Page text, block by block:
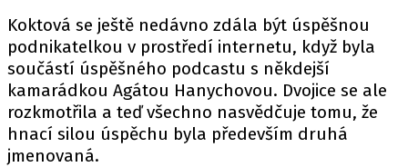
Koktová se ještě nedávno zdála být úspěšnou
podnikatelkou v prostředí internetu, když byla
součástí úspěšného podcastu s někdejší
kamarádkou Agátou Hanychovou. Dvojice se ale
rozkmotřila a teď všechno nasvědčuje tomu, že
hnací silou úspěchu byla především druhá
jmenovaná.